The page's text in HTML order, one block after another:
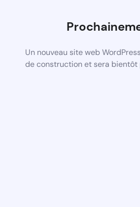
Un nouveau site web
de construction et sera bientôt